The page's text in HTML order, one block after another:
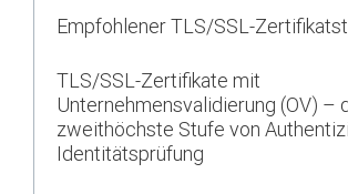
Empfohlener TLS/SSL-
TLS/SSL-Zertifikate mit
Unternehmensvalidierung (OV) –
zweithöchste Stufe von
Identitätsprüfung